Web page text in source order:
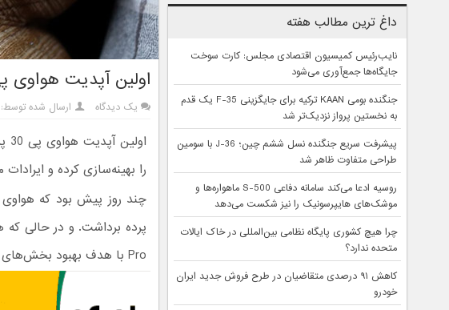
اولین آپدیت هواوی پی ۳۰ پرو با هدف بهینه‌سازی دوربین
یک دیدگاه ارسال شده
را بهینه‌سازی کرده و
چند روز پیش بود که
Pro با هدف بهبود بخش‌های مختلف گوشی منتشر شد.
داغ ترین مطالب هفته
نایب‌رئیس کمیسیون اقتصادی مجلس: کارت سوخت
جایگاه‌ها جمع‌آوری می‌شود
جنگنده بومی KAAN ترکیه برای جایگزینی F-35 یک قدم
به نخستین پرواز نزدیک‌تر شد
پیشرفت سریع جنگنده نسل ششم چین؛ J-36 با سومین
طراحی متفاوت ظاهر شد
روسیه ادعا می‌کند سامانه دفاعی S-500 ماهواره‌ها و
موشک‌های هایپرسونیک را نیز شکست می‌دهد
چرا هیچ کشوری پایگاه نظامی بین‌المللی در خاک ایالات
متحده ندارد؟
کاهش ۹۱ درصدی متقاضیان در طرح فروش جدید ایران
خودرو